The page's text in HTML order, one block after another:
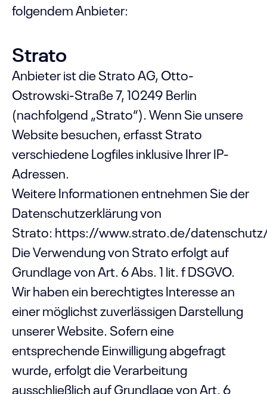
folgendem Anbieter:
Strato
Anbieter ist die Strato AG, Otto-
Ostrowski-Straße 7, 10249 Berlin
(nachfolgend „Strato“). Wenn Sie unsere
Website besuchen, erfasst Strato
verschiedene Logfiles inklusive Ihrer IP-
Adressen.
Weitere Informationen entnehmen Sie der
Datenschutzerklärung von
Strato: https://www.strato.de/datenschutz/
Die Verwendung von Strato erfolgt auf
Grundlage von Art. 6 Abs. 1 lit. f DSGVO.
Wir haben ein berechtigtes Interesse an
einer möglichst zuverlässigen Darstellung
unserer Website. Sofern eine
entsprechende Einwilligung abgefragt
wurde, erfolgt die Verarbeitung
ausschließlich auf Grundlage von Art. 6